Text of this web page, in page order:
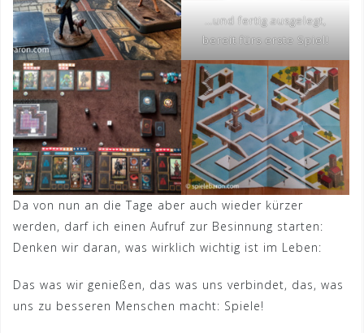
…und fertig ausgelegt,
bereit fürs erste Spiel!
Da von nun an die Tage aber auch wieder kürzer
werden, darf ich einen Aufruf zur Besinnung starten:
Denken wir daran, was wirklich wichtig ist im Leben:
Das was wir genießen, das was uns verbindet, das, was
uns zu besseren Menschen macht: Spiele!